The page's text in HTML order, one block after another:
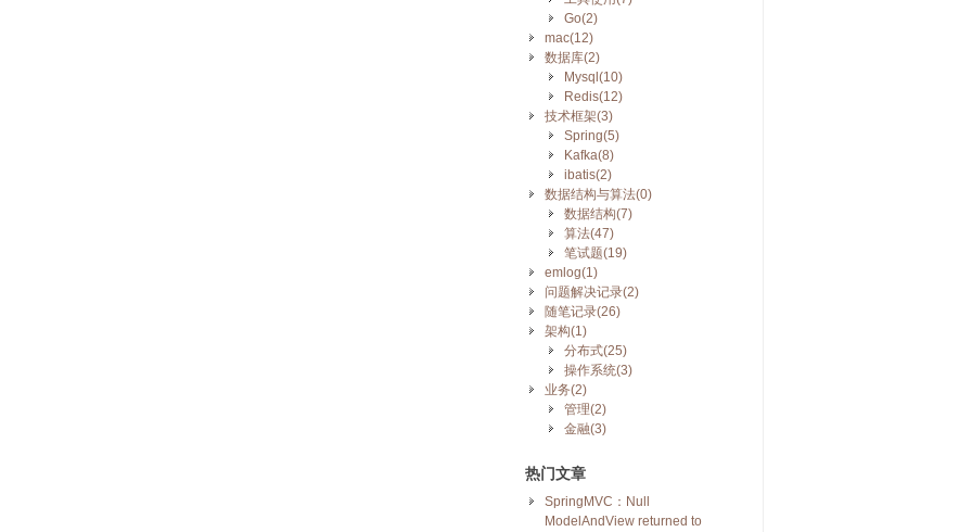
Go(2)
mac(12)
数据库(2)
Mysql(10)
Redis(12)
技术框架(3)
Spring(5)
Kafka(8)
ibatis(2)
数据结构与算法(0)
数据结构(7)
算法(47)
笔试题(19)
emlog(1)
问题解决记录(2)
随笔记录(26)
架构(1)
分布式(25)
操作系统(3)
业务(2)
管理(2)
金融(3)
热门文章
SpringMVC：Null
ModelAndView returned to